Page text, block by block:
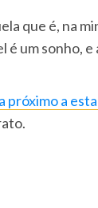
que é, na
é um sonho, e
próximo a